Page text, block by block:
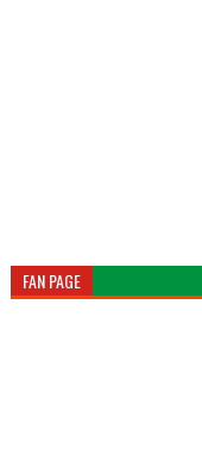
FAN PAGE